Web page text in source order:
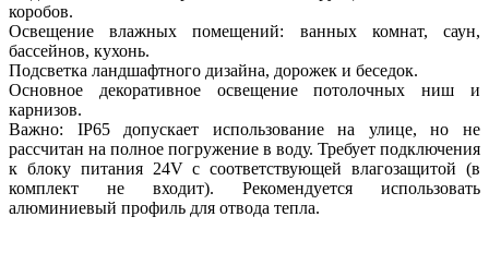
коробов.
Освещение влажных помещений: ванных комнат, саун,
бассейнов, кухонь.
Подсветка ландшафтного дизайна, дорожек и беседок.
Основное декоративное освещение потолочных ниш и
карнизов.
Важно: IP65 допускает использование на улице, но не
рассчитан на полное погружение в воду. Требует подключения
к блоку питания 24V с соответствующей влагозащитой (в
комплект не входит). Рекомендуется использовать
алюминиевый профиль для отвода тепла.